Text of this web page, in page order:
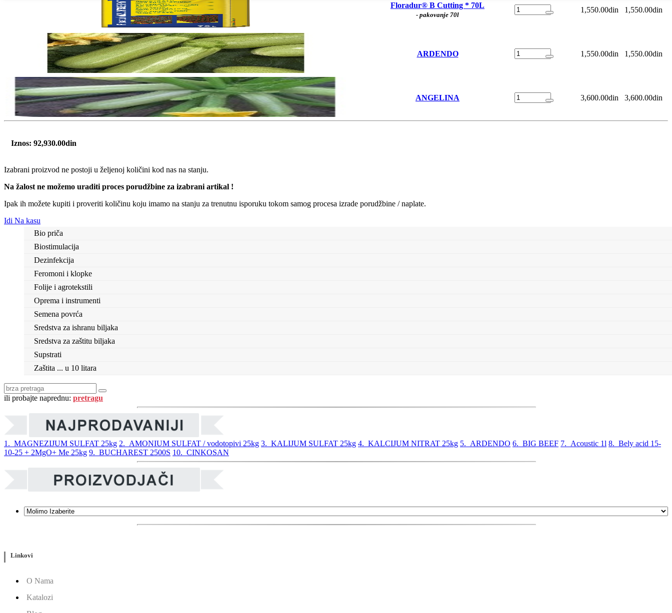
Floradur® B Cutting * 70L
- pakovanje 70l
1,550.00din 1,550.00din
ARDENDO 1,550.00din 1,550.00din
ANGELINA 3,600.00din 3,600.00din
Iznos: 92,930.00din
Izabrani proizvod ne postoji u željenoj količini kod nas na stanju.
Na žalost ne možemo uraditi proces porudžbine za izabrani artikal !
Ipak ih možete kupiti i proveriti količinu koju imamo na stanju za trenutnu isporuku tokom samog procesa izrade porudžbine / naplate.
Idi Na kasu
Bio priča
Biostimulacija
Dezinfekcija
Feromoni i klopke
Folije i agrotekstili
Oprema i instrumenti
Semena povrća
Sredstva za ishranu biljaka
Sredstva za zaštitu biljaka
Supstrati
Zaštita ... u 10 litara
ili probajte naprednu: pretragu
1. MAGNEZIJUM SULFAT 25kg 2. AMONIUM SULFAT / vodotopivi 25kg 3. KALIJUM SULFAT 25kg 4. KALCIJUM NITRAT 25kg 5. ARDENDO 6. BIG BEEF 7. Acoustic 1l 8. Bely acid 15-
10-25 + 2MgO+ Me 25kg 9. BUCHAREST 2500S 10. CINKOSAN
Linkovi
O Nama
Katalozi